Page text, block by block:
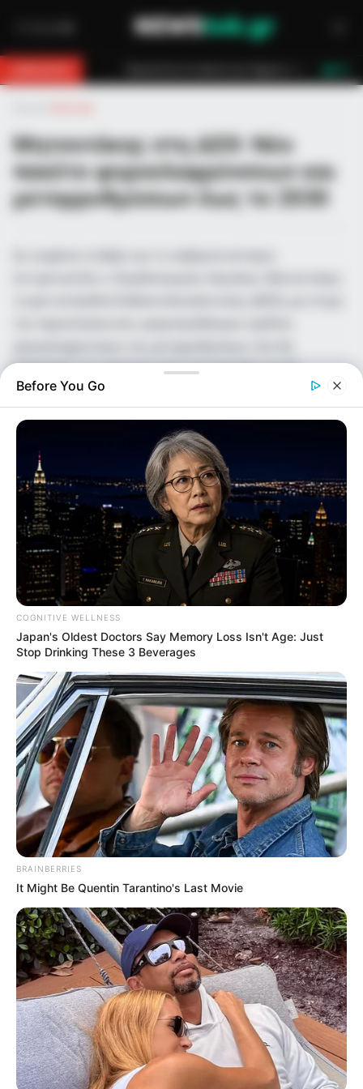
Μητσοτάκης στη ΔΕΘ: Νέο
πακέτο φοροελαφρύνσεων και
μεταρρυθμίσεων έως το 2030
ξεπεράσει την παρούσα εκλογική περίοδο και θα
εκτείνεται έως το…
NT Επιμέλεια
Συντακτική Ομάδα
Δημοσίευση
06/09/2025, 11:01 · 11:01 ΠΜ
Τελευταία ενημέρωση
06/09/2025, 11:01 · 11:01 ΠΜ
Πολιτική
Κοινοποίησε άρθρο
Προσθήκη τοnewstok.grστην Google
Ανακαλύψτε περισσότερα άρθρα στα αποτελέσματα
αναζήτησης.
Before You Go
COGNITIVE WELLNESS
Japan's Oldest Doctors Say Memory Loss Isn't Age: Just
Stop Drinking These 3 Beverages
BRAINBERRIES
It Might Be Quentin Tarantino's Last Movie